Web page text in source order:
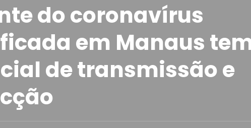
do coronavírus
em Manaus
de transmissão e